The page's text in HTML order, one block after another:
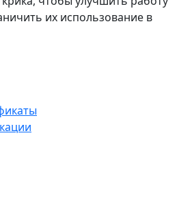
их использование в